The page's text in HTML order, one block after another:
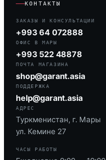
КОНТАКТЫ
ЗАКАЗЫ И КОНСУЛЬТАЦИИ
+993 64 072888
ОФИС В МАРЫ
+993 522 48878
ПОЧТА МАГАЗИНА
shop@garant.asia
ПОДДЕРЖКА
help@garant.asia
АДРЕС
Туркменистан, г. Мары
ул. Кемине 27
ЧАСЫ РАБОТЫ